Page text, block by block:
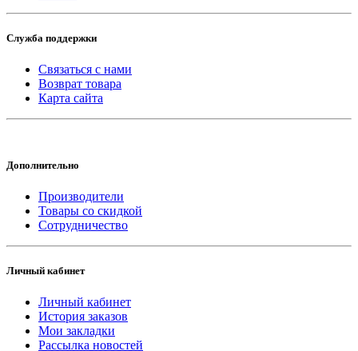
Служба поддержки
Связаться с нами
Возврат товара
Карта сайта
Дополнительно
Производители
Товары со скидкой
Сотрудничество
Личный кабинет
Личный кабинет
История заказов
Мои закладки
Рассылка новостей